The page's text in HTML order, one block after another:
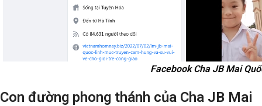
Facebook Cha JB Mai
Con đường phong thánh của Cha JB Mai